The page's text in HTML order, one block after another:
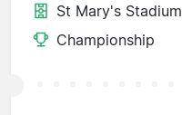
St Mary's Stadium
Championship